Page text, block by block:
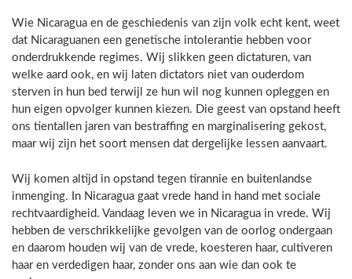
Wie Nicaragua en de geschiedenis van zijn volk echt kent, weet
dat Nicaraguanen een genetische intolerantie hebben voor
onderdrukkende regimes. Wij slikken geen dictaturen, van
welke aard ook, en wij laten dictators niet van ouderdom
sterven in hun bed terwijl ze hun wil nog kunnen opleggen en
hun eigen opvolger kunnen kiezen. Die geest van opstand heeft
ons tientallen jaren van bestraffing en marginalisering gekost,
maar wij zijn het soort mensen dat dergelijke lessen aanvaart.
Wij komen altijd in opstand tegen tirannie en buitenlandse
inmenging. In Nicaragua gaat vrede hand in hand met sociale
rechtvaardigheid. Vandaag leven we in Nicaragua in vrede. Wij
hebben de verschrikkelijke gevolgen van de oorlog ondergaan
en daarom houden wij van de vrede, koesteren haar, cultiveren
haar en verdedigen haar, zonder ons aan wie dan ook te